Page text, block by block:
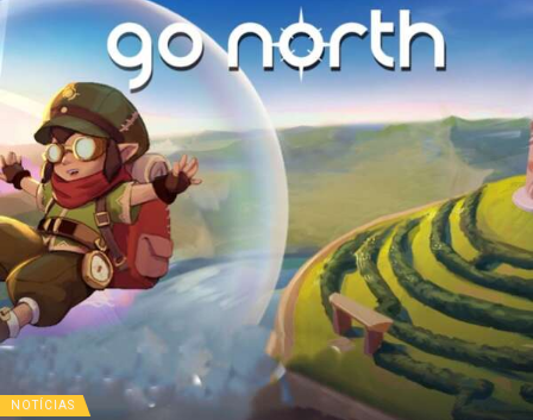
NOTÍCIAS